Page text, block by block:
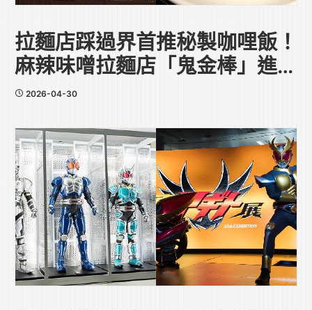
拉麵店踩過界首推秘製咖哩飯！
麻辣味噌拉麵店「鬼金棒」進駐
中環
2026-04-30